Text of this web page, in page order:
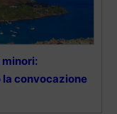
convocazione